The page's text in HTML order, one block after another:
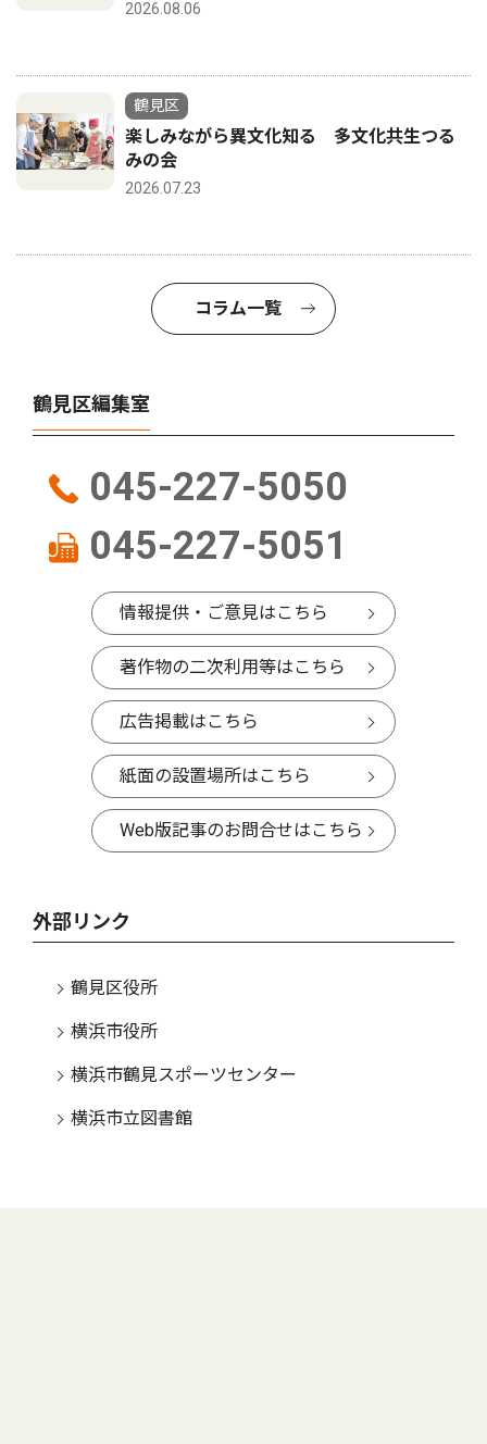
2026.08.06
鶴見区
楽しみながら異文化知る 多文化共生つる
みの会
2026.07.23
コラム一覧
鶴見区編集室
045-227-5050
045-227-5051
情報提供・ご意見はこちら
著作物の二次利用等はこちら
広告掲載はこちら
紙面の設置場所はこちら
Web版記事のお問合せはこちら
外部リンク
鶴見区役所
横浜市役所
横浜市鶴見スポーツセンター
横浜市立図書館